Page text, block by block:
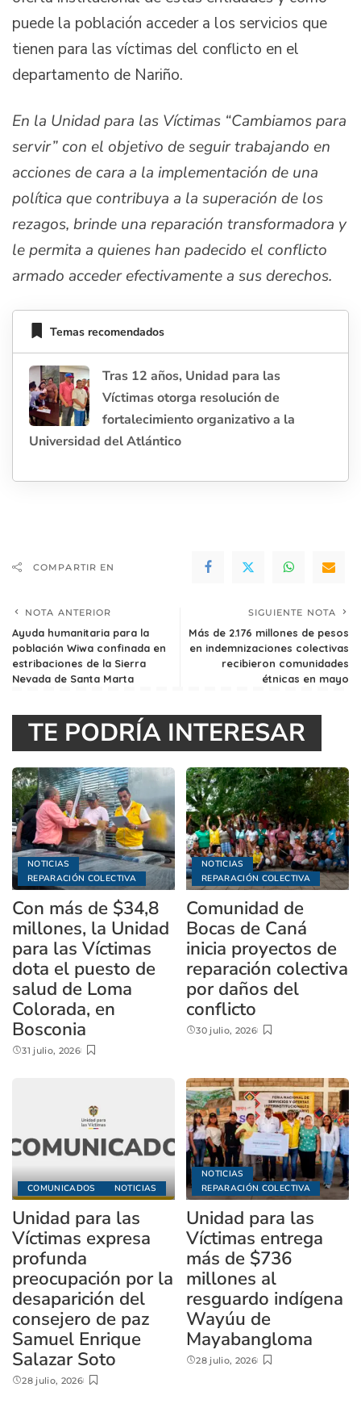
puede la población acceder a los servicios que
tienen para las víctimas del conflicto en el
departamento de Nariño.
En la Unidad para las Víctimas “Cambiamos para
servir” con el objetivo de seguir trabajando en
acciones de cara a la implementación de una
política que contribuya a la superación de los
rezagos, brinde una reparación transformadora y
le permita a quienes han padecido el conflicto
armado acceder efectivamente a sus derechos.
Temas recomendados
Tras 12 años, Unidad para las
Víctimas otorga resolución de
fortalecimiento organizativo a la
Universidad del Atlántico
COMPARTIR EN
NOTA ANTERIOR
Ayuda humanitaria para la
población Wiwa confinada en
estribaciones de la Sierra
Nevada de Santa Marta
SIGUIENTE NOTA
Más de 2.176 millones de pesos
en indemnizaciones colectivas
recibieron comunidades
étnicas en mayo
TE PODRÍA INTERESAR
NOTICIAS
REPARACIÓN COLECTIVA
Con más de $34,8
millones, la Unidad
para las Víctimas
dota el puesto de
salud de Loma
Colorada, en
Bosconia
31 julio, 2026
NOTICIAS
REPARACIÓN COLECTIVA
Comunidad de
Bocas de Caná
inicia proyectos de
reparación colectiva
por daños del
conflicto
30 julio, 2026
COMUNICADOS NOTICIAS
Unidad para las
Víctimas expresa
profunda
preocupación por la
desaparición del
consejero de paz
Samuel Enrique
Salazar Soto
28 julio, 2026
NOTICIAS
REPARACIÓN COLECTIVA
Unidad para las
Víctimas entrega
más de $736
millones al
resguardo indígena
Wayúu de
Mayabangloma
28 julio, 2026